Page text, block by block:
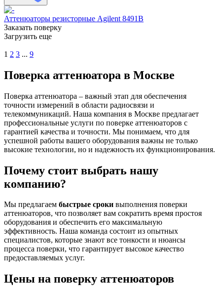
Аттенюаторы резисторные Agilent 8491B
Заказать поверку
Загрузить еще
1 2 3 ... 9
Поверка аттенюатора в Москве
Поверка аттенюатора – важный этап для обеспечения
точности измерений в области радиосвязи и
телекоммуникаций. Наша компания в Москве предлагает
профессиональные услуги по поверке аттенюаторов с
гарантией качества и точности. Мы понимаем, что для
успешной работы вашего оборудования важны не только
высокие технологии, но и надежность их функционирования.
Почему стоит выбрать нашу
компанию?
Мы предлагаем быстрые сроки выполнения поверки
аттенюаторов, что позволяет вам сократить время простоя
оборудования и обеспечить его максимальную
эффективность. Наша команда состоит из опытных
специалистов, которые знают все тонкости и нюансы
процесса поверки, что гарантирует высокое качество
предоставляемых услуг.
Цены на поверку аттенюаторов